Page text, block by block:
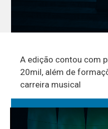
A edição contou com
20mil, além de
carreira musical